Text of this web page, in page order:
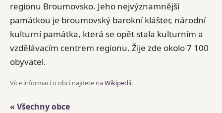
regionu Broumovsko. Jeho nejvýznamnější
památkou je broumovský barokní klášter, národní
kulturní památka, která se opět stala kulturním a
vzdělávacím centrem regionu. Žije zde okolo 7 100
obyvatel.
Více informací o obci najdete naWikipedii.
« Všechny obce